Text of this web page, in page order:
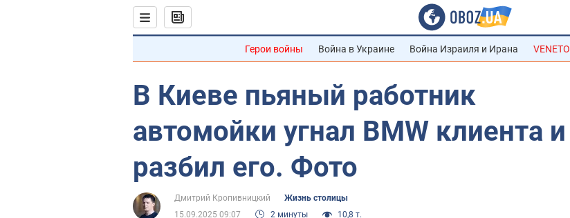
Герои войны Война в Украине Война Израиля и Ирана VENETO
В Киеве пьяный работник
автомойки угнал BMW клиента и
разбил его. Фото
Дмитрий Кропивницкий
Жизнь столицы
15.09.2025 09:07
2 минуты 10,8 т.